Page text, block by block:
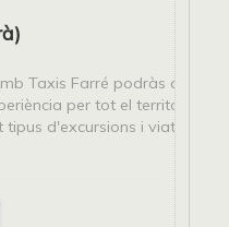
Taxis Farré podràs arribar
per tot el territori i
d'excursions i viatges.